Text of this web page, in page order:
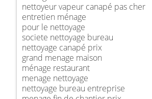
nettoyeur vapeur canapé pas cher
entretien ménage
pour le nettoyage
societe nettoyage bureau
nettoyage canapé prix
grand menage maison
ménage restaurant
menage nettoyage
nettoyage bureau entreprise